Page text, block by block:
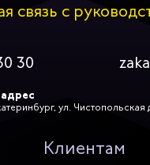
связь с
30
ул. Чистопольская
Клиентам